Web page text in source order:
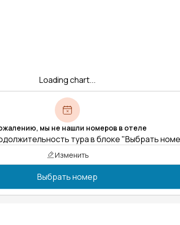
Loading chart...
мы не нашли номеров в отеле
тура в блоке "Выбрать
Изменить
Выбрать номер